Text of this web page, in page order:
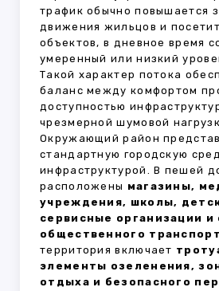
трафик обычно повышается
движения жильцов и
объектов, в дневное время
умеренный или низкий
Такой характер потока
баланс между комфортом
доступностью
чрезмерной шумовой
Окружающий район
стандартную городскую
инфраструктурой. В пешей
расположены магазины,
учреждения, школы,
сервисные организации и
общественного
территория включает
элементы озеленения,
отдыха и безопасного